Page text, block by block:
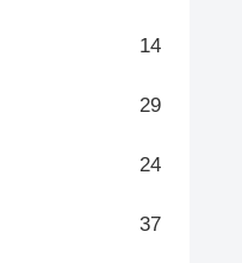
14
29
24
37